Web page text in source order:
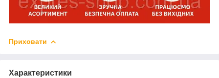
Приховати
Характеристики